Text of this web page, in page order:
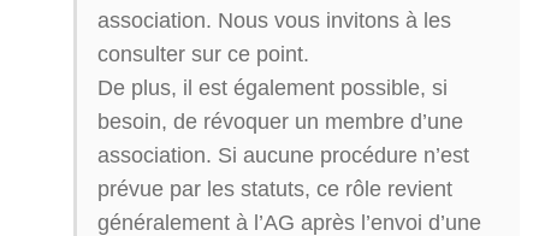
association. Nous vous invitons à les
consulter sur ce point.
De plus, il est également possible, si
besoin, de révoquer un membre d’une
association. Si aucune procédure n’est
prévue par les statuts, ce rôle revient
généralement à l’AG après l’envoi d’une